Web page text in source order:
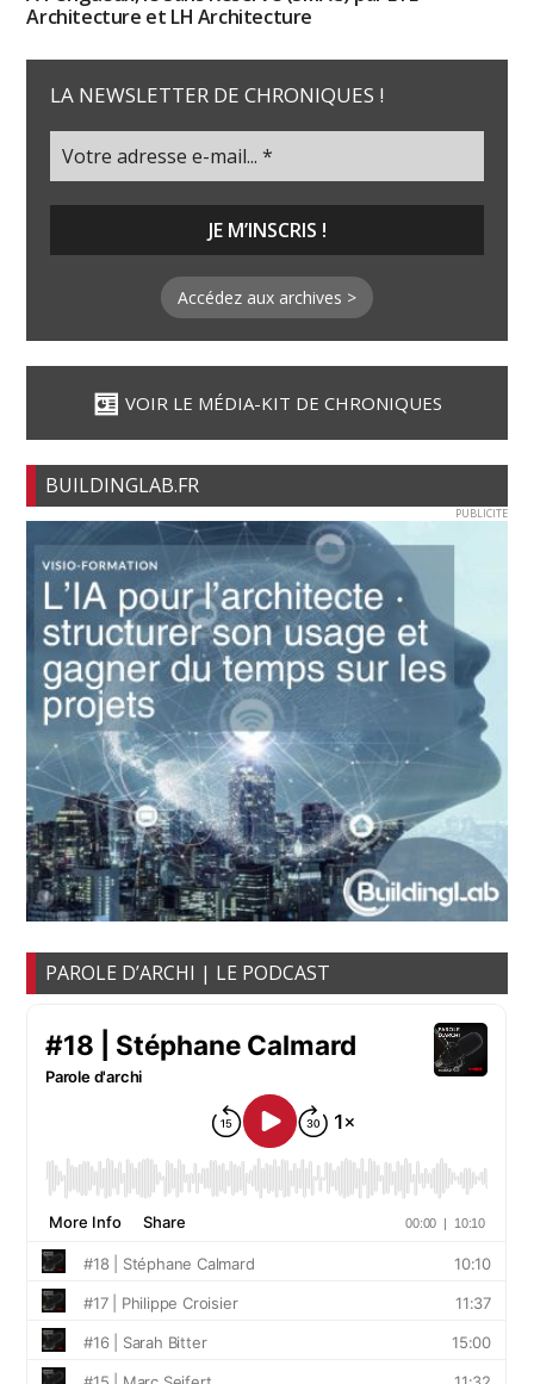
Architecture et LH Architecture
LA NEWSLETTER DE CHRONIQUES !
Accédez aux archives >
VOIR LE MÉDIA-KIT DE CHRONIQUES
BUILDINGLAB.FR
PUBLICITE
PAROLE D’ARCHI | LE PODCAST